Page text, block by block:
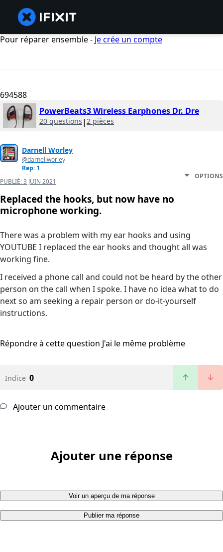
Pour réparer ensemble - Je crée un compte
694588
PowerBeats3 Wireless Earphones Dr. Dre
20 questions | 2 pièces
Darnell Worley
@darnellworley
Rep: 1
PUBLIÉ:3 JUIN 2021
OPTIONS
Replaced the hooks, but now have no
microphone working.
There was a problem with my ear hooks and using
YOUTUBE I replaced the ear hooks and thought all was
working fine.
I received a phone call and could not be heard by the other
person on the call when I spoke. I have no idea what to do
next so am seeking a repair person or do-it-yourself
instructions.
Répondre à cette question J'ai le même problème
Indice 0
Ajouter un commentaire
Ajouter une réponse
Voir un aperçu de ma réponse
Publier ma réponse